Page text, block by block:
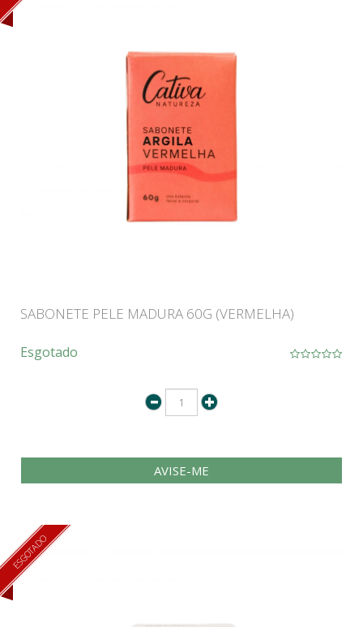
SABONETE PELE MADURA 60G (VERMELHA)
Esgotado
AVISE-ME
ESGOTADO